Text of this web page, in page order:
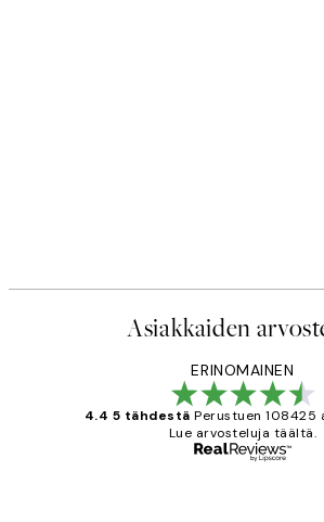
Asiakkaiden
ERINOMAINEN
4.4 5 tähdestä Perustuen 108425
Lue arvosteluja täältä.